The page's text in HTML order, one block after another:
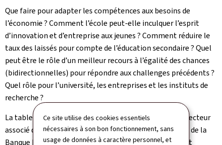
Ce site utilise des cookies essentiels
nécessaires à son bon fonctionnement, sans
usage de données à caractère personnel, et
Que faire pour adapter les compétences aux besoins de
l’économie ? Comment l’école peut-elle inculquer l’esprit
d’innovation et d’entreprise aux jeunes ? Comment réduire le
taux des laissés pour compte de l’éducation secondaire ? Quel
peut être le rôle d’un meilleur recours à l’égalité des chances
(bidirectionnelles) pour répondre aux challenges précédents ?
Quel rôle pour l’université, les entreprises et les instituts de
recherche ?
La table ronde, présidée par Jean-Jacques Mertens, directeur
associé de la Direction des projets Industrie et Services de la
Banque Européenne d’Investissement, et à laquelle ont